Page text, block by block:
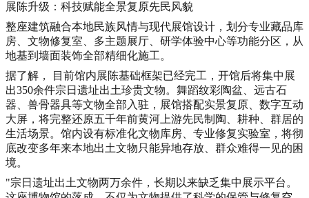
展陈升级：科技赋能全景复原先民风貌
整座建筑融合本地民族风情与现代展馆设计，划分专业藏品库
房、文物修复室、多主题展厅、研学体验中心等功能分区，从
地基到墙面装饰全部精细化施工。
据了解， 目前馆内展陈基础框架已经完工，开馆后将集中展
出350余件宗日遗址出土珍贵文物。舞蹈纹彩陶盆、远古石
器、兽骨器具等文物全部入驻，展馆搭配实景复原、数字互动
大屏，将完整还原五千年前黄河上游先民制陶、耕种、群居的
生活场景。馆内设有标准化文物库房、专业修复实验室，将彻
底改变多年来本地出土文物只能异地存放、群众难得一见的困
境。
"宗日遗址出土文物两万余件，长期以来缺乏集中展示平台。